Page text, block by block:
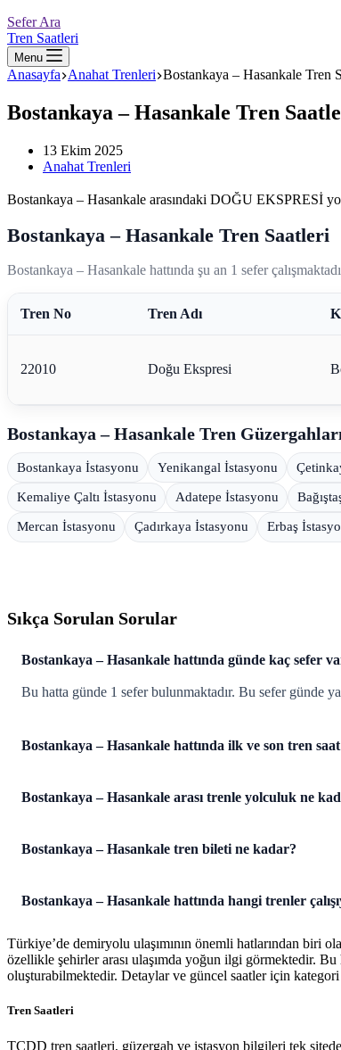
Sefer Ara
Tren Saatleri
Menu
Anasayfa Anahat Trenleri Bostankaya – Hasankale Tren
Bostankaya – Hasankale Tren
13 Ekim 2025
Anahat Trenleri
Bostankaya – Hasankale arasındaki DOĞU EKSPRESİ
Bostankaya – Hasankale Tren Saatleri
Bostankaya – Hasankale hattında şu an 1 sefer
Tren No Tren Adı
22010 Doğu Ekspresi
Bostankaya – Hasankale Tren
Bostankaya İstasyonu Yenikangal İstasyonu
Kemaliye Çaltı İstasyonu Adatepe İstasyonu
Mercan İstasyonu Çadırkaya İstasyonu Erbaş
Sıkça Sorulan Sorular
Bostankaya – Hasankale hattında günde kaç sefer
Bu hatta günde 1 sefer bulunmaktadır. Bu sefer günde
Bostankaya – Hasankale hattında ilk ve son tren
Bostankaya – Hasankale arası trenle yolculuk ne
Bostankaya – Hasankale tren bileti ne kadar?
Bostankaya – Hasankale hattında hangi trenler
Türkiye’de demiryolu ulaşımının önemli hatlarından biri
özellikle şehirler arası ulaşımda yoğun ilgi görmektedir. Bu
oluşturabilmektedir. Detaylar ve güncel saatler için
Tren Saatleri
TCDD tren saatleri, güzergah ve istasyon bilgileri tek